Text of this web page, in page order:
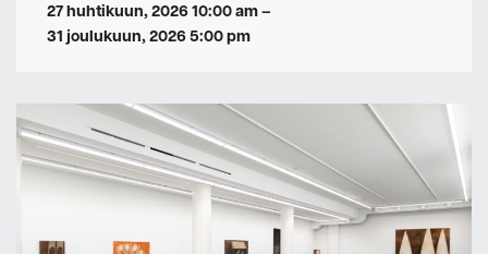
27 huhtikuun, 2026 10:00 am–
31 joulukuun, 2026 5:00 pm